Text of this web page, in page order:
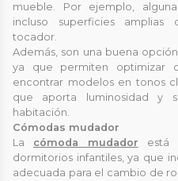
mueble. Por ejemplo,
incluso superficies
tocador.
Además, son una buena
ya que permiten optimizar
encontrar modelos en tonos
que aporta luminosidad y
habitación.
Cómodas mudador
La cómoda mudador está
dormitorios infantiles, ya que
adecuada para el cambio de